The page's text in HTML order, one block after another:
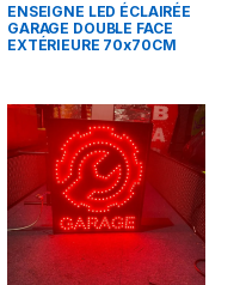
ENSEIGNE LED ÉCLAIRÉE
GARAGE DOUBLE FACE
EXTÉRIEURE 70x70CM